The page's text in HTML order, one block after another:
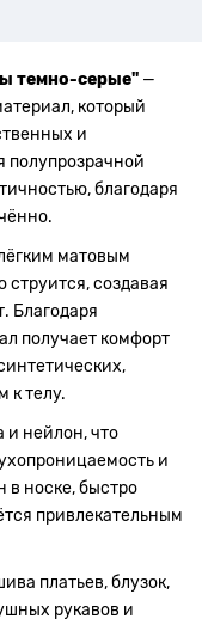
темно-серые" —
который
и
полупрозрачной
благодаря
матовым
создавая
Благодаря
получает комфорт
к телу.
и нейлон, что
и
в носке, быстро
привлекательным
платьев, блузок,
рукавов и